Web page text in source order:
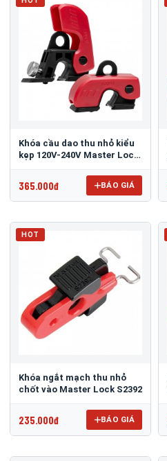
Khóa cầu dao thu nhỏ kiểu
kẹp 120V-240V Master Lock
365.000đ BÁO GIÁ
HOT
Khóa ngắt mạch thu nhỏ
chốt vào Master Lock S2392
235.000đ BÁO GIÁ